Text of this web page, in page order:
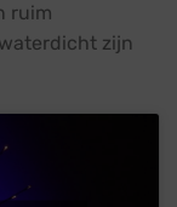
ruim
zijn